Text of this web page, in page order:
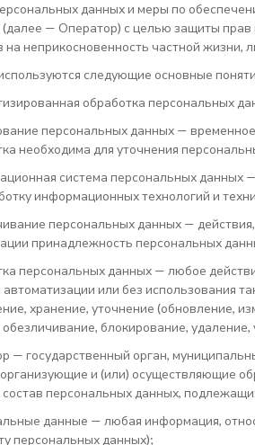
данных и меры по
(далее — Оператор) с целью защиты
неприкосновенность частной жизни,
следующие основные
обработка персональных
персональных данных —
необходима для уточнения
система персональных данных
информационных технологий и
персональных данных —
принадлежность персональных
персональных данных — любое
автоматизации или без использования
хранение, уточнение (обновление,
обезличивание, блокирование,
— государственный орган,
и (или) осуществляющие
состав персональных данных,
данные — любая информация,
персональных данных);